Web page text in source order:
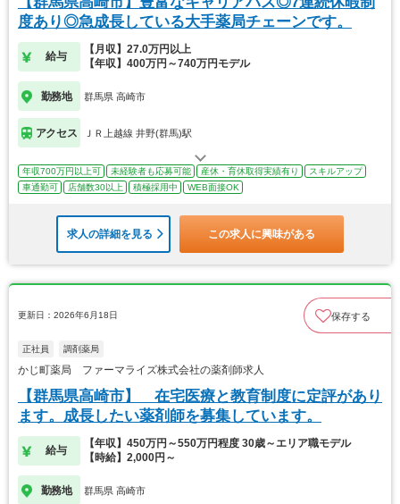
度あり◎急成長している大手薬局チェーンです。
給与
【月収】27.0万円以上
【年収】400万円～740万円モデル
勤務地 群馬県 高崎市
アクセス ＪＲ上越線 井野(群馬)駅
年収700万円以上可 未経験者も応募可能 産休・育休取得実績有り
スキルアップ
車通勤可
店舗数30以上 積極採用中 WEB面接OK
求人の詳細を見る この求人に興味がある
更新日：2026年6月18日 保存する
正社員 調剤薬局
かじ町薬局 ファーマライズ株式会社の薬剤師求人
【群馬県高崎市】 在宅医療と教育制度に定評があり
ます。成長したい薬剤師を募集しています。
給与
【年収】450万円～550万円程度 30歳～エリア職モデル
【時給】2,000円～
勤務地 群馬県 高崎市